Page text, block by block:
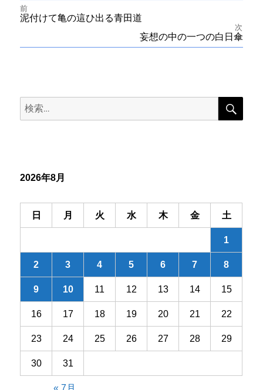
投
ゲ
ン
前
前
の
泥付けて亀の這ひ出る青田道
次
妄想の中の一つの白日傘
検
索:
検
2026年8月
日 月 火 水 木 金 土
1
2 3 4 5 6 7 8
9 10 11 12 13 14 15
16 17 18 19 20 21 22
23 24 25 26 27 28 29
30 31
« 7月